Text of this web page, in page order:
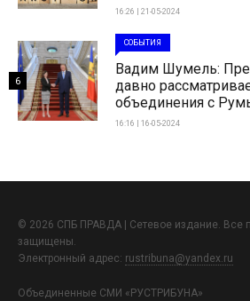
16:26 | 21-05-2024
СОБЫТИЯ
Вадим Шумель:
давно
объединения с
16:16 | 16-05-2024
6
© 2026 СПБ ПРАВДА | Сетевое издание. Все
защищены.
Электронный адрес: rustribuna@yandex.ru
Объединенные СМИ «РУСТРИБУНА»